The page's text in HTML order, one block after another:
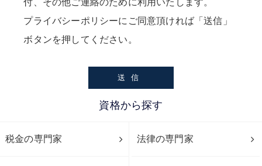
付、その他ご連絡のために利用いたします。
プライバシーポリシーにご同意頂ければ「送信」
ボタンを押してください。
資格から探す
税金の専門家 法律の専門家